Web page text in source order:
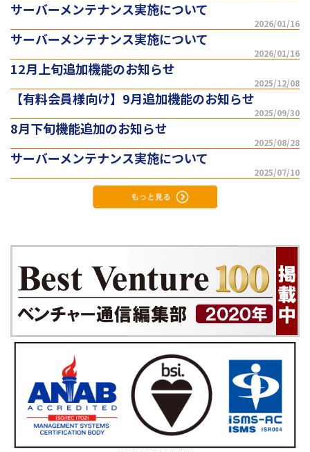
サーバーメンテナンス実施について
2026/01/16
サーバーメンテナンス実施について
2026/01/16
12月上旬追加機能のお知らせ
2025/12/08
【有料会員様向け】9月追加機能のお知らせ
2025/09/30
8月下旬機能追加のお知らせ
2025/08/28
サーバーメンテナンス実施について
2025/07/10